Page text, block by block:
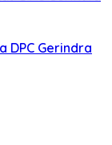
DPC Gerindra